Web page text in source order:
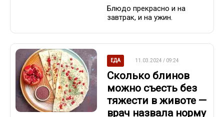
Блюдо прекрасно и на
завтрак, и на ужин.
ЕДА 11.03.2024 / 09:24
Сколько блинов
можно съесть без
тяжести в животе —
врач назвала норму